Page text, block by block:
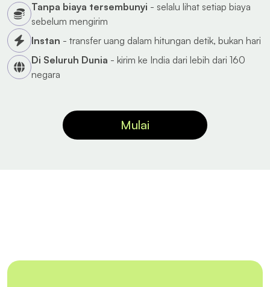
Tanpa biaya tersembunyi - selalu lihat setiap biaya
sebelum mengirim
Instan - transfer uang dalam hitungan detik, bukan hari
Di Seluruh Dunia - kirim ke India dari lebih dari 160
negara
Mulai